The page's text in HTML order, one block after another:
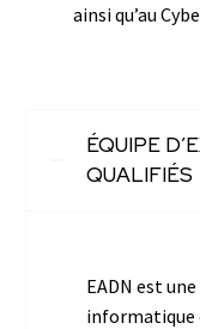
ainsi qu’au
ÉQUIPE
QUALIFIÉS
EADN est
informatique